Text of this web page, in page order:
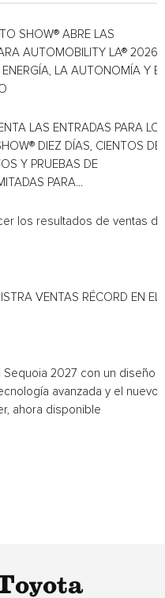
SHOW® ABRE LAS
AUTOMOBILITY LA® 2026,
LA AUTONOMÍA Y EL
LAS ENTRADAS PARA
DIEZ DÍAS, CIENTOS DE
Y PRUEBAS DE
PARA...
los resultados de ventas de
VENTAS RÉCORD EN EL
Sequoia 2027 con un diseño
avanzada y el nuevo
ahora disponible